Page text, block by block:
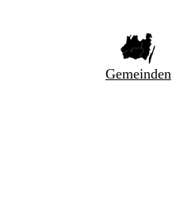
Gemeinden